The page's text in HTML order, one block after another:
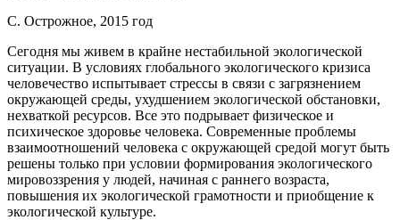
С. Острожное, 2015 год
Сегодня мы живем в крайне нестабильной экологической
ситуации. В условиях глобального экологического кризиса
человечество испытывает стрессы в связи с загрязнением
окружающей среды, ухудшением экологической обстановки,
нехваткой ресурсов. Все это подрывает физическое и
психическое здоровье человека. Современные проблемы
взаимоотношений человека с окружающей средой могут быть
решены только при условии формирования экологического
мировоззрения у людей, начиная с раннего возраста,
повышения их экологической грамотности и приобщение к
экологической культуре.